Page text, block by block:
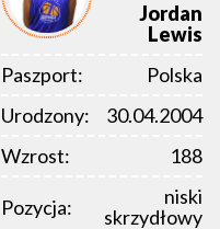
Jordan
Lewis
Paszport:
Polska
Urodzony:
30.04.2004
Wzrost:
188
Pozycja:
niski
skrzydłowy